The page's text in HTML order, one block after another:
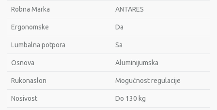
Robna Marka ANTARES
Ergonomske Da
Lumbalna potpora Sa
Osnova Aluminijumska
Rukonaslon Mogućnost regulacije
Nosivost Do 130 kg